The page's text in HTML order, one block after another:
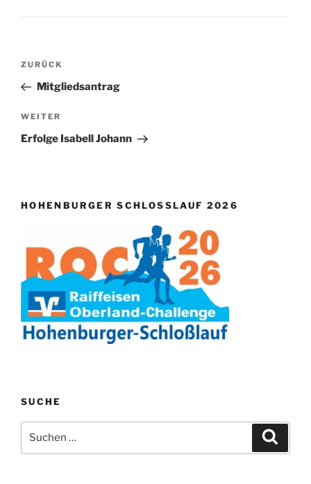
Beitragsnavigation
Vorheriger
Beitrag
ZURÜCK
Mitgliedsantrag
Nächster
Beitrag
WEITER
Erfolge Isabell Johann
HOHENBURGER SCHLOSSLAUF 2026
SUCHE
nach: